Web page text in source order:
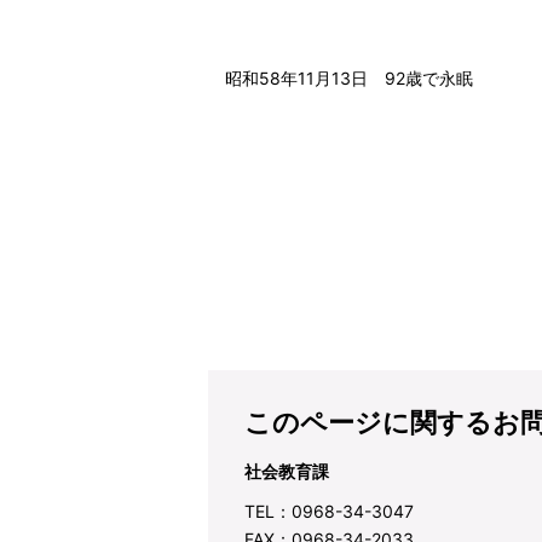
昭和58年11月13日 92歳で永眠
このページに関するお
社会教育課
TEL：0968-34-3047